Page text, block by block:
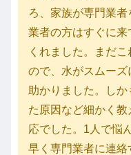
ろ、家族が専門業者
業者の方はすぐに
くれました。まだ
ので、水がスムー
助かりました。し
た原因など細かく
応でした。1人で悩
早く専門業者に連